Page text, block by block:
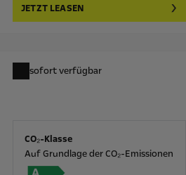
JETZT LEASEN
sofort verfügbar
CO₂-Klasse
Auf Grundlage der CO₂-Emissionen